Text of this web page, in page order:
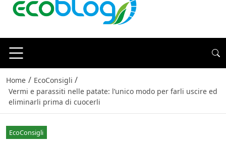
Home / EcoConsigli /
Vermi e parassiti nelle patate: l’unico modo per farli uscire ed
eliminarli prima di cuocerli
EcoConsigli